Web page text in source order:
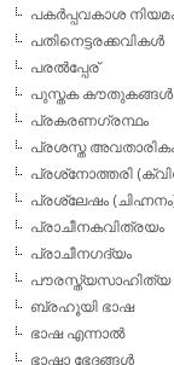
പകര്‍പ്പവകാശ
പതിനെട്ടരക്കവികള്‍
പരല്‍പ്പേര്
പുസ്തക കൗതുകങ്ങള്‍
പ്രകരണഗ്രന്ഥം
പ്രശസ്ത
പ്രശ്‌നോത്തരി
പ്രശ്ലേഷം
പ്രാചീനകവിത്രയം
പ്രാചീനഗദ്യം
പൗരസ്ത്യസാഹിത്യ
ബ്രഹൂയി ഭാഷ
ഭാഷ എന്നാല്‍
ഭാഷാ ഭേദങ്ങള്‍